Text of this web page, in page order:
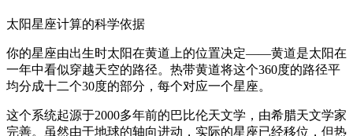
太阳星座计算的科学依据
你的星座由出生时太阳在黄道上的位置决定——黄道是太阳在
一年中看似穿越天空的路径。热带黄道将这个360度的路径平
均分成十二个30度的部分，每个对应一个星座。
这个系统起源于2000多年前的巴比伦天文学，由希腊天文学家
完善。虽然由于地球的轴向进动，实际的星座已经移位，但热